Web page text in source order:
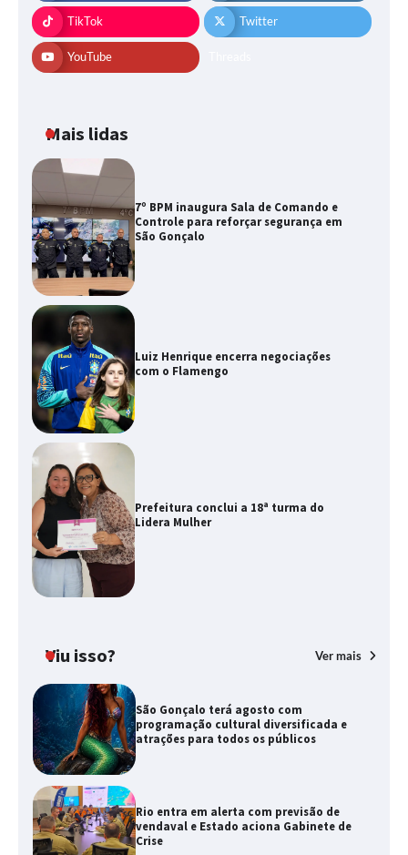
TikTok Twitter
YouTube
Mais lidas
7º BPM inaugura Sala de Comando e
Controle para reforçar segurança em
São Gonçalo
Luiz Henrique encerra negociações
com o Flamengo
Prefeitura conclui a 18ª turma do
Lidera Mulher
Viu isso? Ver mais
São Gonçalo terá agosto com
programação cultural diversificada e
atrações para todos os públicos
Rio entra em alerta com previsão de
vendaval e Estado aciona Gabinete de
Crise